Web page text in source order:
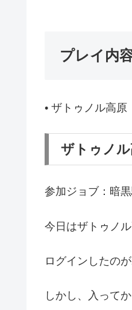
プレイ内
• ザトゥノル高原
ザトゥノ
参加ジョブ：暗
今日はザトゥノ
ログインしたの
しかし、入って